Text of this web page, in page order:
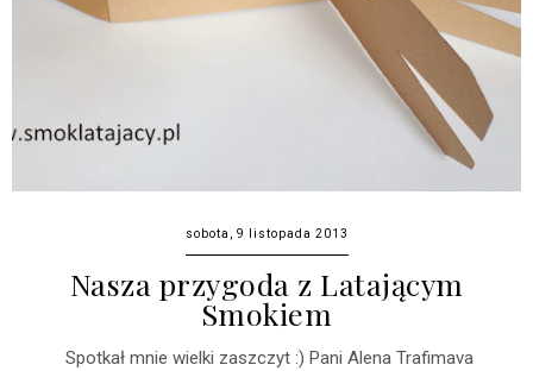
sobota, 9 listopada 2013
Nasza przygoda z Latającym
Smokiem
Spotkał mnie wielki zaszczyt :) Pani Alena Trafimava